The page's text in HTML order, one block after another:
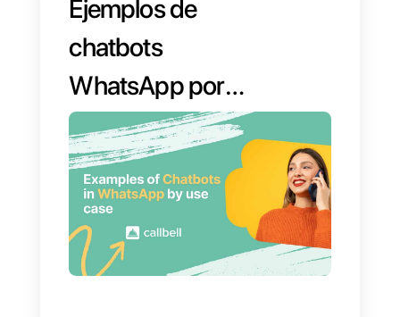
Ejemplos de
chatbots
WhatsApp por
caso de uso